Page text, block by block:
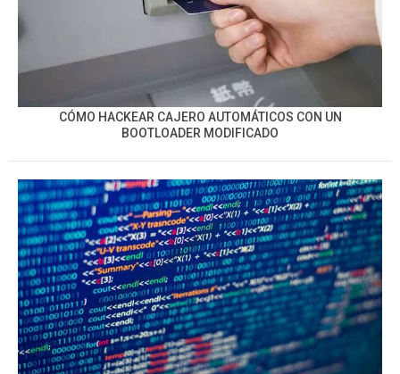
CÓMO HACKEAR CAJERO AUTOMÁTICOS CON UN
BOOTLOADER MODIFICADO